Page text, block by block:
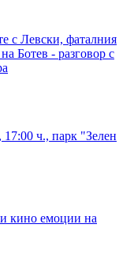
с Левски, фаталния
Ботев - разговор с
ч., парк "Зелен
кино емоции на